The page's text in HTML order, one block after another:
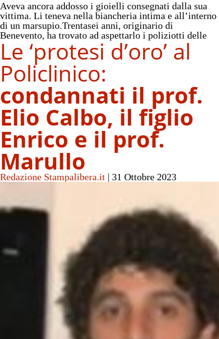
Aveva ancora addosso i gioielli consegnati dalla sua
vittima. Li teneva nella biancheria intima e all’interno
di un marsupio.Trentasei anni, originario di
Benevento, ha trovato ad aspettarlo i poliziotti delle
Le ‘protesi d’oro’ al
Policlinico:
condannati il prof.
Elio Calbo, il figlio
Enrico e il prof.
Marullo
Redazione Stampalibera.it | 31 Ottobre 2023